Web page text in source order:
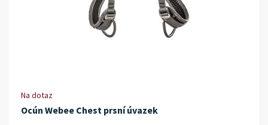
Na dotaz
Ocún Webee Chest prsní úvazek